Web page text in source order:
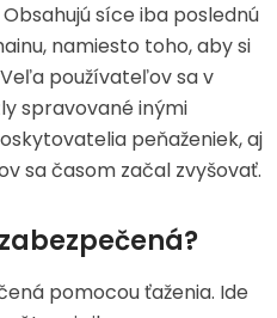
síce iba poslednú
namiesto toho, aby si
používateľov sa v
spravované inými
peňaženiek, aj
sa časom začal zvyšovať.
pomocou ťaženia. Ide